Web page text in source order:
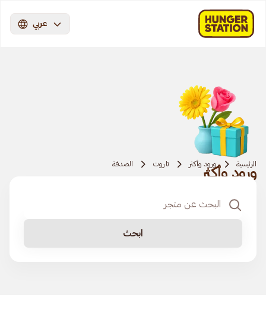
عربي
الرئيسية ورود وأكثر تاروت الصدفة
ورود وأكثر
ابحث